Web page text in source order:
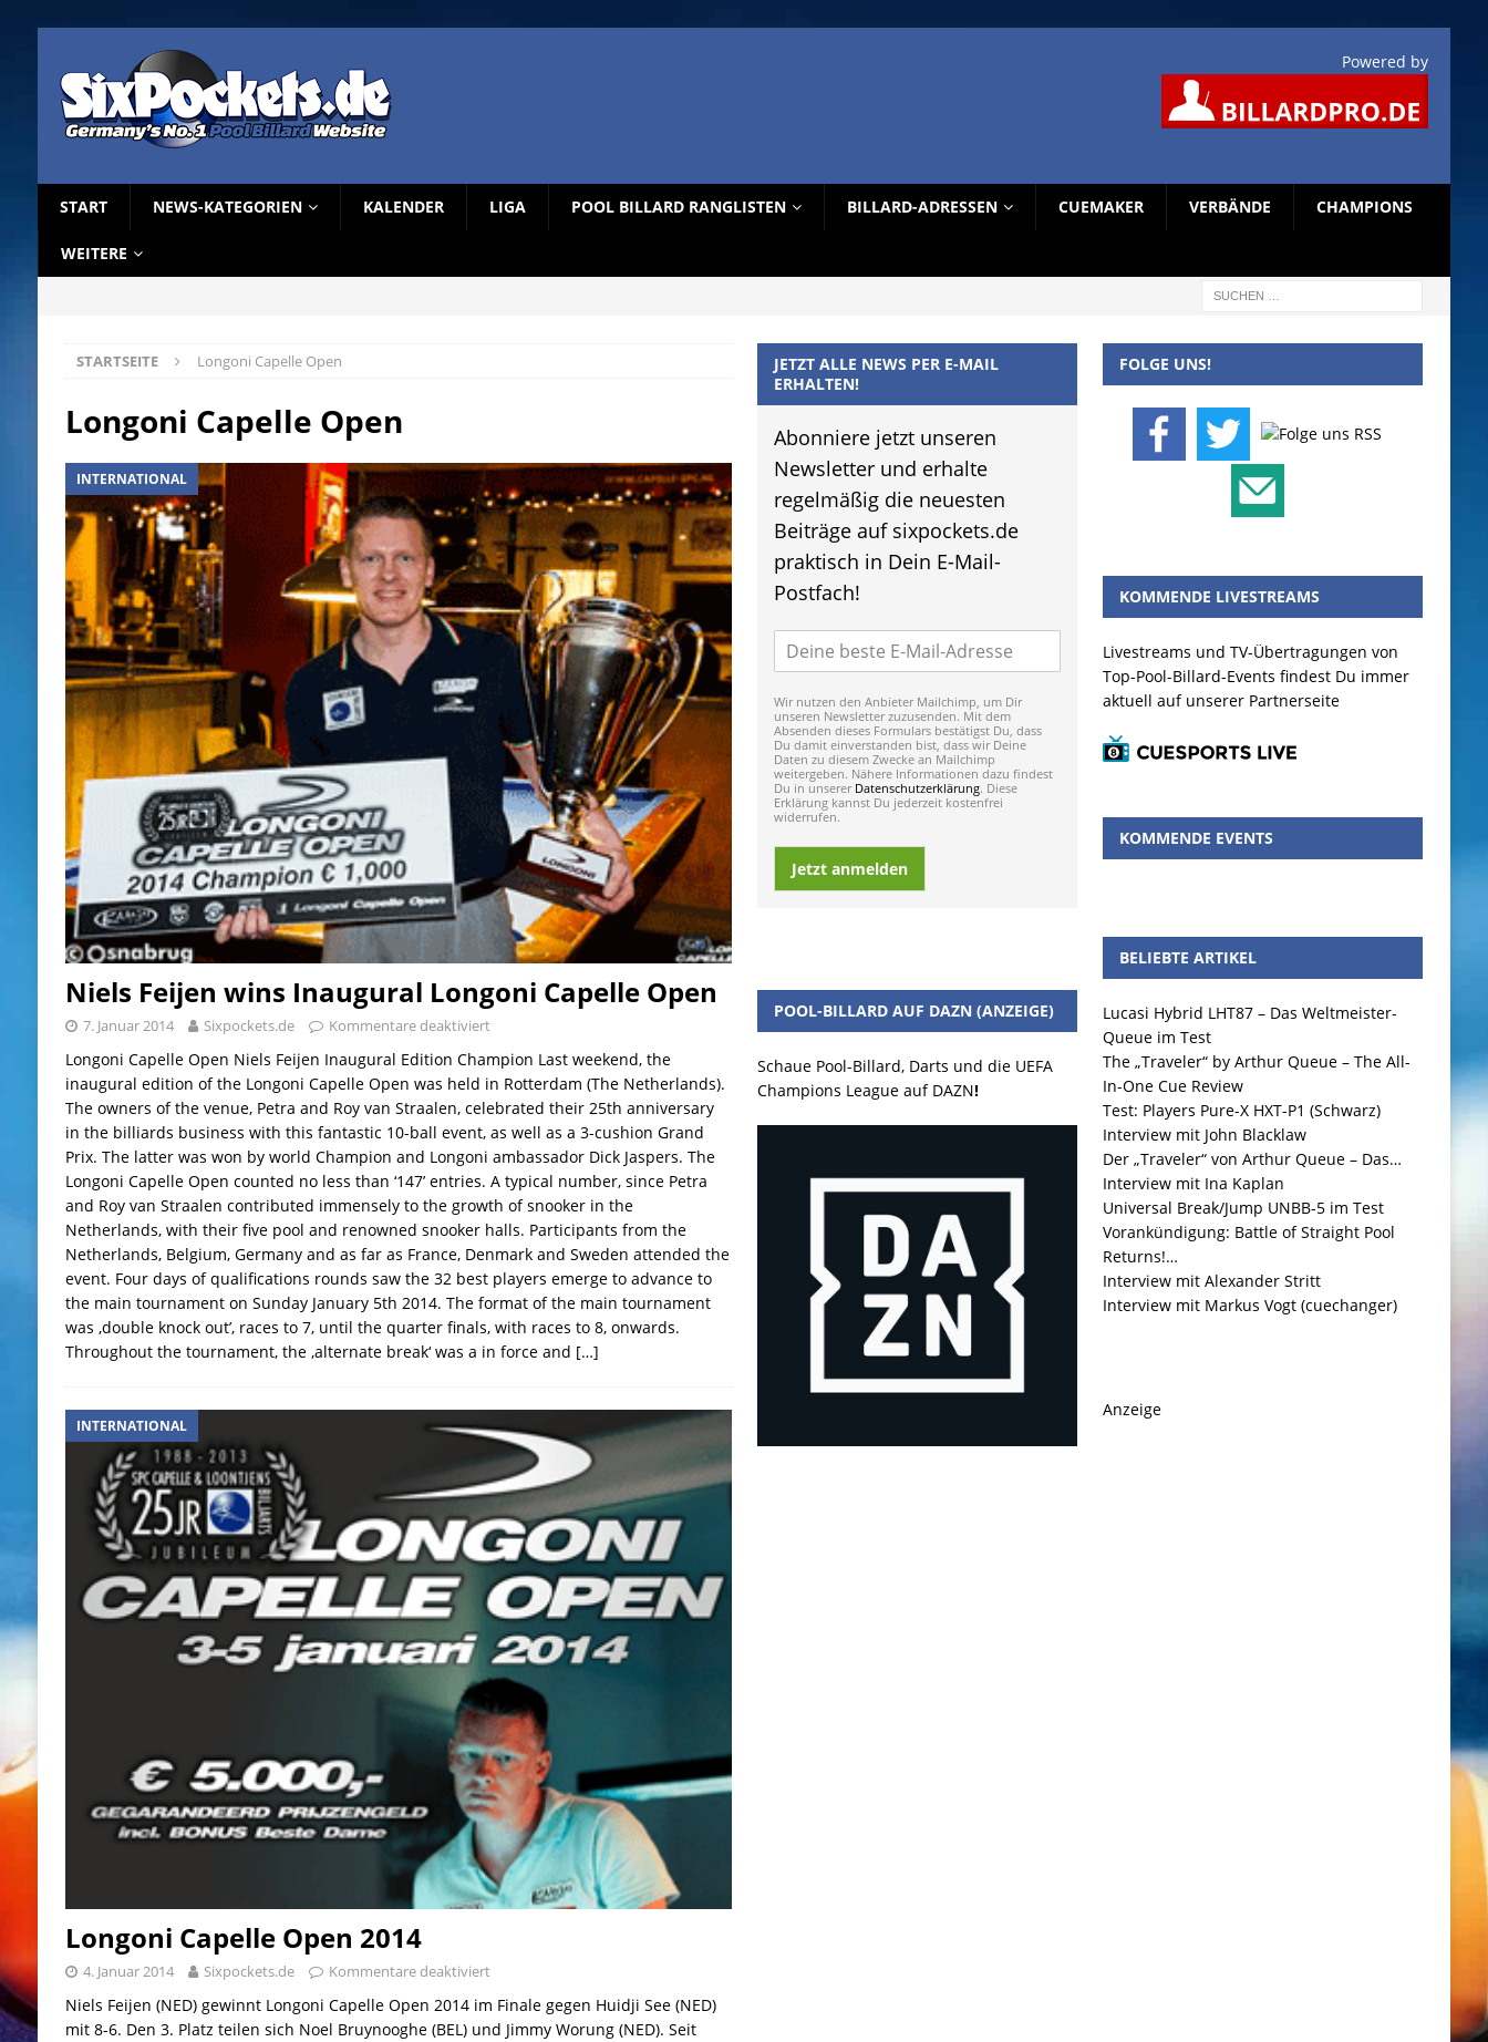
Powered by
START NEWS-KATEGORIEN KALENDER LIGA POOL BILLARD RANGLISTEN BILLARD-ADRESSEN CUEMAKER VERBÄNDE CHAMPIONS
WEITERE
STARTSEITE Longoni Capelle Open
Longoni Capelle Open
INTERNATIONAL
Niels Feijen wins Inaugural Longoni Capelle Open
7. Januar 2014 Sixpockets.de Kommentare deaktiviert
Longoni Capelle Open Niels Feijen Inaugural Edition Champion Last weekend, the
inaugural edition of the Longoni Capelle Open was held in Rotterdam (The Netherlands).
The owners of the venue, Petra and Roy van Straalen, celebrated their 25th anniversary
in the billiards business with this fantastic 10-ball event, as well as a 3-cushion Grand
Prix. The latter was won by world Champion and Longoni ambassador Dick Jaspers. The
Longoni Capelle Open counted no less than ‘147’ entries. A typical number, since Petra
and Roy van Straalen contributed immensely to the growth of snooker in the
Netherlands, with their five pool and renowned snooker halls. Participants from the
Netherlands, Belgium, Germany and as far as France, Denmark and Sweden attended the
event. Four days of qualifications rounds saw the 32 best players emerge to advance to
the main tournament on Sunday January 5th 2014. The format of the main tournament
was ‚double knock out’, races to 7, until the quarter finals, with races to 8, onwards.
Throughout the tournament, the ‚alternate break‘ was a in force and […]
INTERNATIONAL
Longoni Capelle Open 2014
4. Januar 2014 Sixpockets.de Kommentare deaktiviert
Niels Feijen (NED) gewinnt Longoni Capelle Open 2014 im Finale gegen Huidji See (NED)
mit 8-6. Den 3. Platz teilen sich Noel Bruynooghe (BEL) und Jimmy Worung (NED). Seit
JETZT ALLE NEWS PER E-MAIL
ERHALTEN!
Abonniere jetzt unseren
Newsletter und erhalte
regelmäßig die neuesten
Beiträge auf sixpockets.de
praktisch in Dein E-Mail-
Postfach!
Wir nutzen den Anbieter Mailchimp, um Dir
unseren Newsletter zuzusenden. Mit dem
Absenden dieses Formulars bestätigst Du, dass
Du damit einverstanden bist, dass wir Deine
Daten zu diesem Zwecke an Mailchimp
weitergeben. Nähere Informationen dazu findest
Du in unserer Datenschutzerklärung. Diese
Erklärung kannst Du jederzeit kostenfrei
widerrufen.
Jetzt anmelden
POOL-BILLARD AUF DAZN (ANZEIGE)
Schaue Pool-Billard, Darts und die UEFA
Champions League auf DAZN!
FOLGE UNS!
KOMMENDE LIVESTREAMS
Livestreams und TV-Übertragungen von
Top-Pool-Billard-Events findest Du immer
aktuell auf unserer Partnerseite
KOMMENDE EVENTS
BELIEBTE ARTIKEL
Lucasi Hybrid LHT87 – Das Weltmeister-
Queue im Test
The „Traveler“ by Arthur Queue – The All-
In-One Cue Review
Test: Players Pure-X HXT-P1 (Schwarz)
Interview mit John Blacklaw
Der „Traveler“ von Arthur Queue – Das…
Interview mit Ina Kaplan
Universal Break/Jump UNBB-5 im Test
Vorankündigung: Battle of Straight Pool
Returns!…
Interview mit Alexander Stritt
Interview mit Markus Vogt (cuechanger)
Anzeige